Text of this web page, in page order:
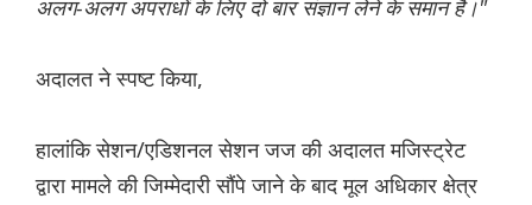
अलग-अलग अपराधों के लिए दो बार संज्ञान लेने के समान है।"
अदालत ने स्पष्ट किया,
हालांकि सेशन/एडिशनल सेशन जज की अदालत मजिस्ट्रेट
द्वारा मामले की जिम्मेदारी सौंपे जाने के बाद मूल अधिकार क्षेत्र